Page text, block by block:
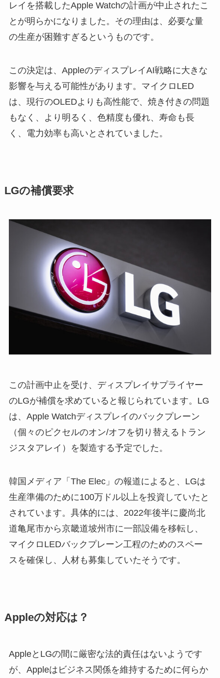
レイを搭載したApple Watchの計画が中止されたこ
とが明らかになりました。その理由は、必要な量
の生産が困難すぎるというものです。
この決定は、AppleのディスプレイAI戦略に大きな
影響を与える可能性があります。マイクロLED
は、現行のOLEDよりも高性能で、焼き付きの問題
もなく、より明るく、色精度も優れ、寿命も長
く、電力効率も高いとされていました。
LGの補償要求
この計画中止を受け、ディスプレイサプライヤー
のLGが補償を求めていると報じられています。LG
は、Apple Watchディスプレイのバックプレーン
（個々のピクセルのオン/オフを切り替えるトラン
ジスタアレイ）を製造する予定でした。
韓国メディア「The Elec」の報道によると、LGは
生産準備のために100万ドル以上を投資していたと
されています。具体的には、2022年後半に慶尚北
道亀尾市から京畿道坡州市に一部設備を移転し、
マイクロLEDバックプレーン工程のためのスペー
スを確保し、人材も募集していたそうです。
Appleの対応は？
AppleとLGの間に厳密な法的責任はないようです
が、Appleはビジネス関係を維持するために何らか